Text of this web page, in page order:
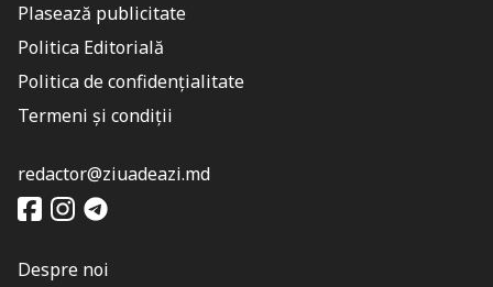
Plasează publicitate
Politica Editorială
Politica de confidențialitate
Termeni și condiții
redactor@ziuadeazi.md
Despre noi